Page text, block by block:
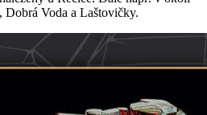
Dobrá Voda a Laštovičky.